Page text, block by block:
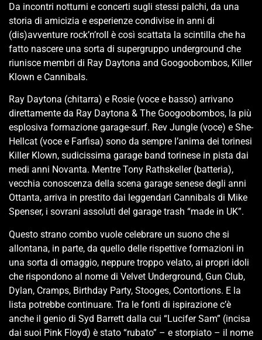
Da incontri notturni e concerti sugli stessi palchi, da una
storia di amicizia e esperienze condivise in anni di
(dis)avventure rock’n’roll è così scattata la scintilla che ha
fatto nascere una sorta di supergruppo underground che
riunisce membri di Ray Daytona and Googoobombos, Killer
Klown e Cannibals.
Ray Daytona (chitarra) e Rosie (voce e basso) arrivano
direttamente da Ray Daytona & The Googoobombos, la più
esplosiva formazione garage-surf. Rev Jungle (voce) e She-
Hellcat (voce e Farfisa) sono da sempre l’anima dei torinesi
Killer Klown, sudicissima garage band torinese in pista dai
medi anni Novanta. Mentre Tony Rathskeller (batteria),
vecchia conoscenza della scena garage senese degli anni
Ottanta, arriva in prestito dai leggendari Cannibals di Mike
Spenser, i sovrani assoluti del garage trash “made in UK”.
Questo strano combo vuole celebrare un suono che si
allontana, in parte, da quello delle rispettive formazioni in
una sorta di omaggio, neppure troppo velato, ai propri idoli
che rispondono al nome di Velvet Underground, Gun Club,
Dylan, Cramps, Birthday Party, Stooges, Contortions. E la
lista potrebbe continuare. Tra le fonti di ispirazione c’è
anche il genio di Syd Barrett dalla cui “Lucifer Sam” (incisa
dai suoi Pink Floyd) è stato “rubato” – e storpiato – il nome